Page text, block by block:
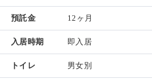
預託金 12ヶ月
入居時期 即入居
トイレ 男女別